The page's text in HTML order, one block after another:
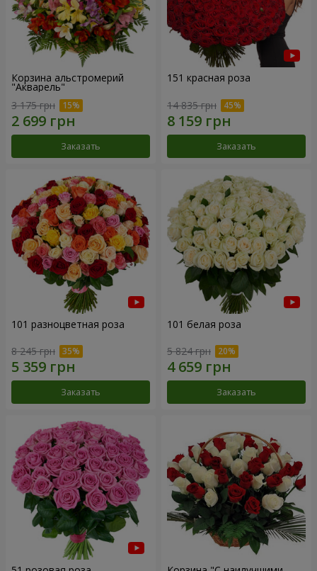
Корзина альстромерий
"Акварель"
3 175 грн
Заказать
151 красная роза
14 835 грн
Заказать
101 разноцветная роза
8 245 грн
Заказать
101 белая роза
5 824 грн
Заказать